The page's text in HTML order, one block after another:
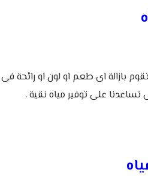
بازالة اى طعم او لون او رائحة فى
على توفير مياه نقية .